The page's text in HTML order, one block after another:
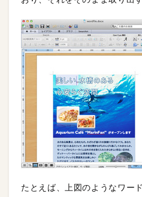
たとえば、上図のようなワー